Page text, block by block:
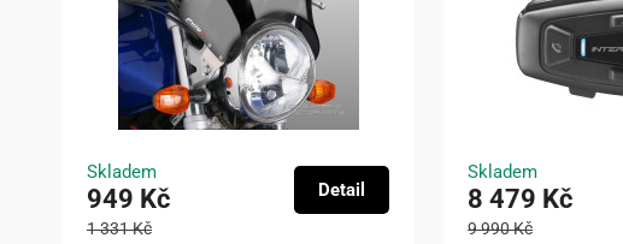
Skladem
949 Kč
1 331 Kč
Detail
Skladem
8 479 Kč
9 990 Kč